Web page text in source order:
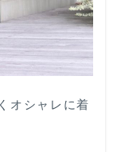
オシャレに着